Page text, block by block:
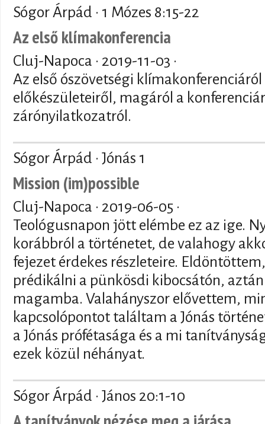
Sógor Árpád · 1 Mózes 8:15-22
Az első klímakonferencia
Cluj-Napoca · 2019-11-03 ·
Az első ószövetségi
előkészületeiről, magáról a
zárónyilatkozatról.
Sógor Árpád · Jónás 1
Mission (im)possible
Cluj-Napoca · 2019-06-05 ·
Teológusnapon jött elémbe ez az ige.
korábbról a történetet, de valahogy
fejezet érdekes részleteire.
prédikálni a pünkösdi kibocsátón,
magamba. Valahányszor elővettem,
kapcsolópontot találtam a Jónás
a Jónás prófétasága és a mi
ezek közül néhányat.
Sógor Árpád · János 20:1-10